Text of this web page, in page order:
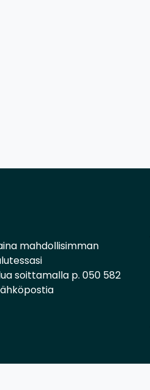
mahdollisimman
soittamalla p. 050 582